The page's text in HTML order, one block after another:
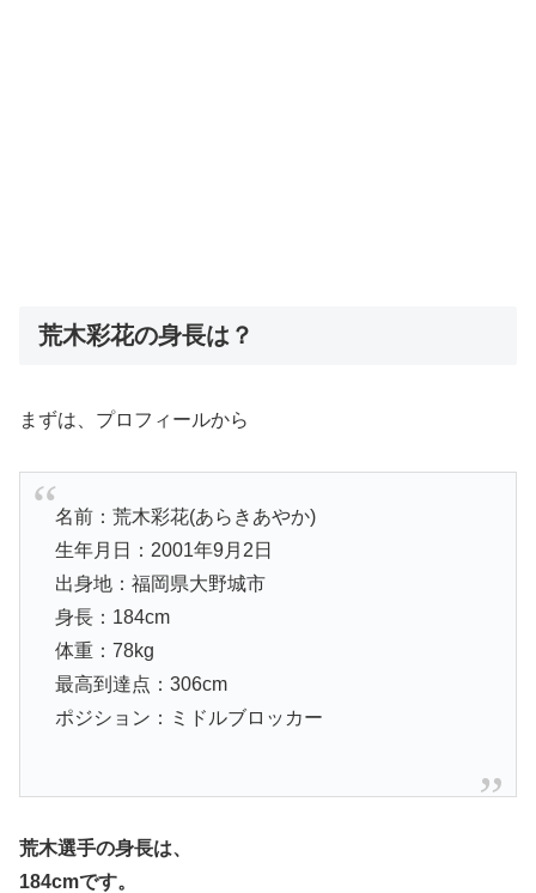
荒木彩花の身長は？
まずは、プロフィールから
名前：荒木彩花(あらきあやか)
生年月日：2001年9月2日
出身地：福岡県大野城市
身長：184cm
体重：78kg
最高到達点：306cm
ポジション：ミドルブロッカー
荒木選手の身長は、
184cmです。